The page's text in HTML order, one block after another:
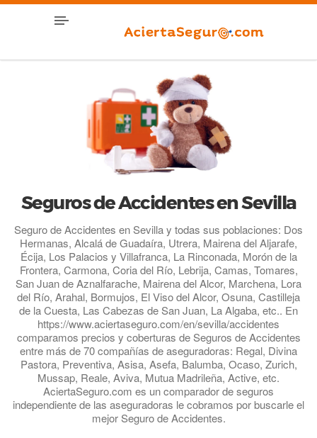
Seguros de Accidentes en Sevilla
Seguro de Accidentes en Sevilla y todas sus poblaciones: Dos
Hermanas, Alcalá de Guadaíra, Utrera, Mairena del Aljarafe,
Écija, Los Palacios y Villafranca, La Rinconada, Morón de la
Frontera, Carmona, Coria del Río, Lebrija, Camas, Tomares,
San Juan de Aznalfarache, Mairena del Alcor, Marchena, Lora
del Río, Arahal, Bormujos, El Viso del Alcor, Osuna, Castilleja
de la Cuesta, Las Cabezas de San Juan, La Algaba, etc.. En
https://www.aciertaseguro.com/en/sevilla/accidentes
comparamos precios y coberturas de Seguros de Accidentes
entre más de 70 compañías de aseguradoras: Regal, Divina
Pastora, Preventiva, Asisa, Asefa, Balumba, Ocaso, Zurich,
Mussap, Reale, Aviva, Mutua Madrileña, Active, etc.
AciertaSeguro.com es un comparador de seguros
independiente de las aseguradoras le cobramos por buscarle el
mejor Seguro de Accidentes.